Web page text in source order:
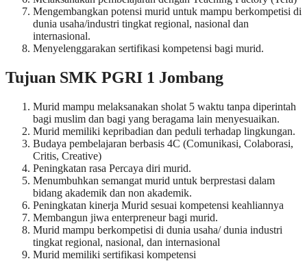
Mengembangkan potensi murid untuk mampu berkompetisi di
dunia usaha/industri tingkat regional, nasional dan
internasional.
Menyelenggarakan sertifikasi kompetensi bagi murid.
Tujuan SMK PGRI 1 Jombang
Murid mampu melaksanakan sholat 5 waktu tanpa diperintah
bagi muslim dan bagi yang beragama lain menyesuaikan.
Murid memiliki kepribadian dan peduli terhadap lingkungan.
Budaya pembelajaran berbasis 4C (Comunikasi, Colaborasi,
Critis, Creative)
Peningkatan rasa Percaya diri murid.
Menumbuhkan semangat murid untuk berprestasi dalam
bidang akademik dan non akademik.
Peningkatan kinerja Murid sesuai kompetensi keahliannya
Membangun jiwa enterpreneur bagi murid.
Murid mampu berkompetisi di dunia usaha/ dunia industri
tingkat regional, nasional, dan internasional
Murid memiliki sertifikasi kompetensi